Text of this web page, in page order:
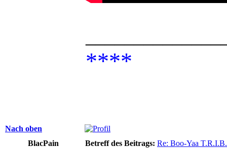
****
Nach oben
BlacPain
Betreff des Beitrags: Re: Boo-Yaa